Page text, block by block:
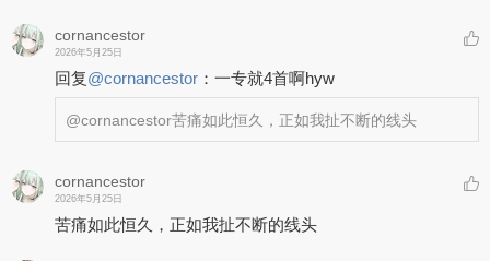
cornancestor
2026年5月25日
回复@cornancestor ： 一专就4首啊hyw
@cornancestor苦痛如此恒久，正如我扯不断的线头
cornancestor
2026年5月25日
苦痛如此恒久，正如我扯不断的线头